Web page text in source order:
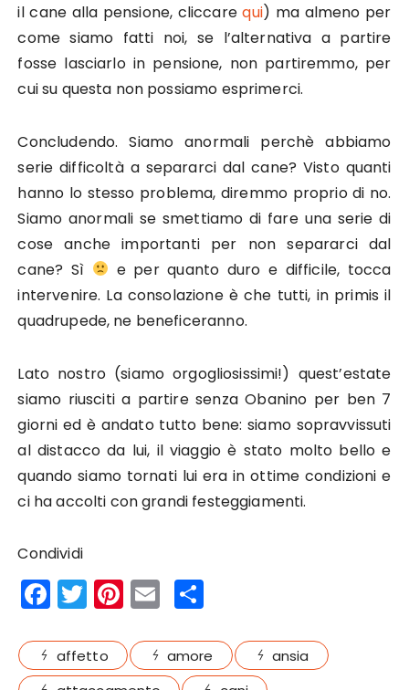
il cane alla pensione, cliccarequi) ma almeno per
come siamo fatti noi, se l’alternativa a partire
fosse lasciarlo in pensione, non partiremmo, per
cui su questa non possiamo esprimerci.
Concludendo. Siamo anormali perchè abbiamo
serie difficoltà a separarci dal cane? Visto quanti
hanno lo stesso problema, diremmo proprio di no.
Siamo anormali se smettiamo di fare una serie di
cose anche importanti per non separarci dal
cane? Sì
e per quanto duro e difficile, tocca
intervenire. La consolazione è che tutti, in primis il
quadrupede, ne beneficeranno.
Lato nostro (siamo orgogliosissimi!) quest’estate
siamo riusciti a partire senza Obanino per ben 7
giorni ed è andato tutto bene: siamo sopravvissuti
al distacco da lui, il viaggio è stato molto bello e
quando siamo tornati lui era in ottime condizioni e
ci ha accolti con grandi festeggiamenti.
Condividi
F
a
c
e
T
w
it
te
Pi
n
te
re
E
m
ai
l
a
re
affetto amore
ansia